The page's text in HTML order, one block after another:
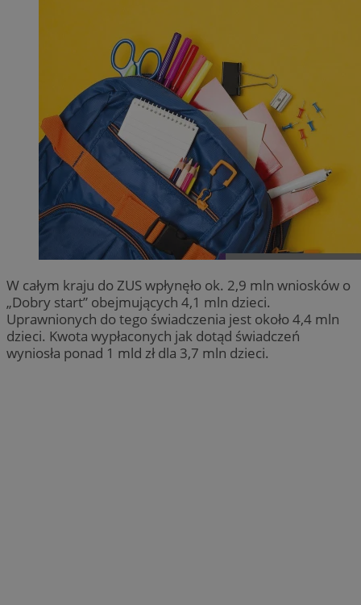
W całym kraju do ZUS wpłynęło ok. 2,9 mln wniosków o
„Dobry start” obejmujących 4,1 mln dzieci.
Uprawnionych do tego świadczenia jest około 4,4 mln
dzieci. Kwota wypłaconych jak dotąd świadczeń
wyniosła ponad 1 mld zł dla 3,7 mln dzieci.